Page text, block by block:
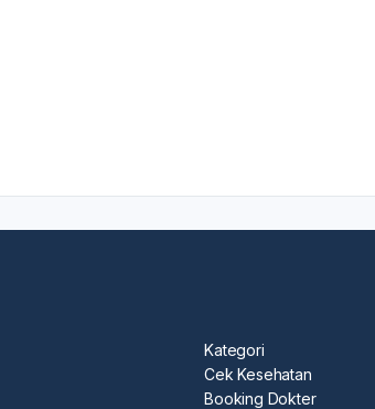
Kategori
Cek Kesehatan
Booking Dokter